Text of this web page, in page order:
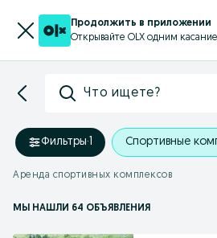
Продолжить в приложении
Открывайте OLX одним
Что ищете?
Фильтры·1 Спортивные
Аренда спортивных комплексов
МЫ НАШЛИ 64 ОБЪЯВЛЕНИЯ